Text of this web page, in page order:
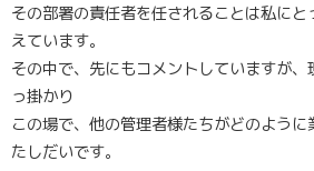
その部署の責任者を任されることは私に
えています。
その中で、先にもコメントしていますが、
っ掛かり
この場で、他の管理者様たちがどのよう
たしだいです。